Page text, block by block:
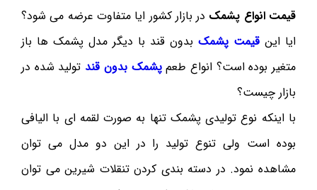
قیمت انواع پشمک در بازار کشور ایا متفاوت عرضه می شود؟
ایا این قیمت پشمک بدون قند با دیگر مدل پشمک ها باز
متغیر بوده است؟ انواع طعمپشمک بدون قند تولید شده در
بازار چیست؟
با اینکه نوع تولیدی پشمک تنها به صورت لقمه ای با الیافی
بوده است ولی تنوع تولید را در این دو مدل می توان
مشاهده نمود. در دسته بندی کردن تنقلات شیرین می توان